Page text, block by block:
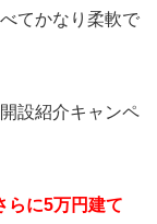
てかなり柔軟で
設紹介キャンペ
らに5万円建て